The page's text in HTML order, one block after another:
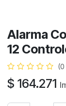
Alarma
12
(0
$ 164.271